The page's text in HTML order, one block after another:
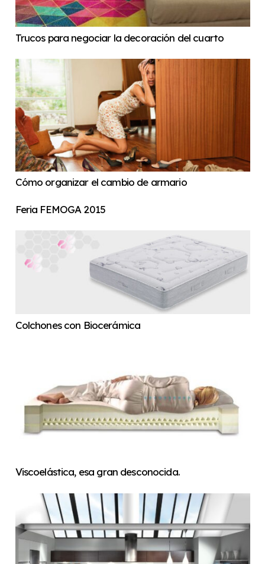
Trucos para negociar la decoración del cuarto
Cómo organizar el cambio de armario
Feria FEMOGA 2015
Colchones con Biocerámica
Viscoelástica, esa gran desconocida.